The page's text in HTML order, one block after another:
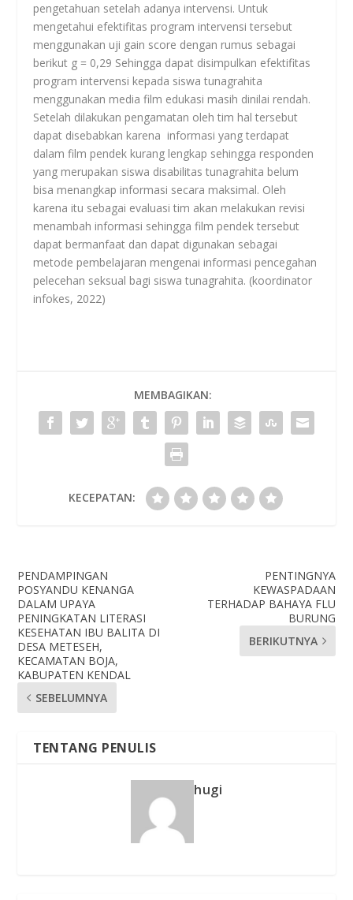
pengetahuan setelah adanya intervensi. Untuk
mengetahui efektifitas program intervensi tersebut
menggunakan uji gain score dengan rumus sebagai
berikut g = 0,29 Sehingga dapat disimpulkan efektifitas
program intervensi kepada siswa tunagrahita
menggunakan media film edukasi masih dinilai rendah.
Setelah dilakukan pengamatan oleh tim hal tersebut
dapat disebabkan karena informasi yang terdapat
dalam film pendek kurang lengkap sehingga responden
yang merupakan siswa disabilitas tunagrahita belum
bisa menangkap informasi secara maksimal. Oleh
karena itu sebagai evaluasi tim akan melakukan revisi
menambah informasi sehingga film pendek tersebut
dapat bermanfaat dan dapat digunakan sebagai
metode pembelajaran mengenai informasi pencegahan
pelecehan seksual bagi siswa tunagrahita. (koordinator
infokes, 2022)
MEMBAGIKAN:
KECEPATAN:
PENDAMPINGAN
POSYANDU KENANGA
DALAM UPAYA
PENINGKATAN LITERASI
KESEHATAN IBU BALITA DI
DESA METESEH,
KECAMATAN BOJA,
KABUPATEN KENDAL
SEBELUMNYA
PENTINGNYA
KEWASPADAAN
TERHADAP BAHAYA FLU
BURUNG
BERIKUTNYA
TENTANG PENULIS
hugi